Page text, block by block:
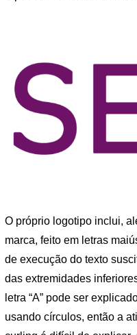
O próprio logotipo inclui,
marca, feito em letras
de execução do texto
das extremidades
letra “A” pode ser
usando círculos, então a